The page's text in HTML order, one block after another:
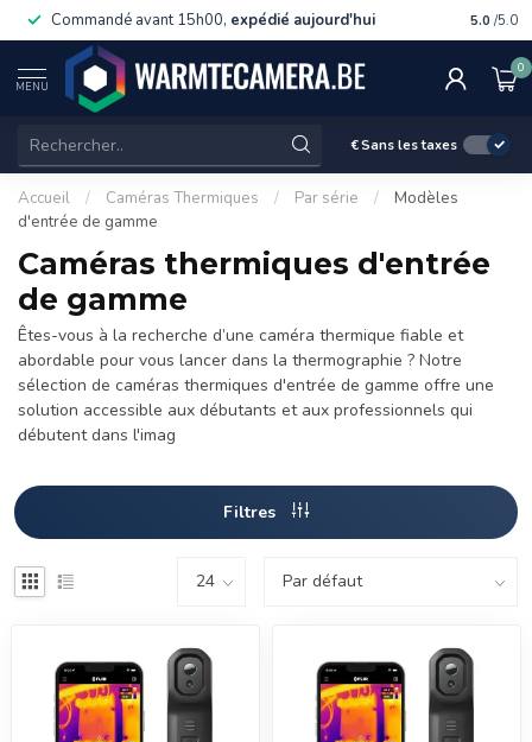
Commandé avant 15h00, expédié aujourd'hui 5.0 /5.0
MENU
0
€Sans les taxes
Accueil / Caméras Thermiques / Par série /
Modèles
d'entrée de gamme
Caméras thermiques d'entrée
de gamme
Êtes-vous à la recherche d’une caméra thermique fiable et
abordable pour vous lancer dans la thermographie ? Notre
sélection de caméras thermiques d'entrée de gamme offre une
solution accessible aux débutants et aux professionnels qui
débutent dans l'imag
Filtres